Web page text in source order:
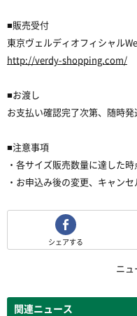
■販売受付
東京ヴェルディオフィシャル
http://verdy-shopping.com/
■お渡し
お支払い確認完了次第、随時発
■注意事項
・各サイズ販売数量に達した
・お申込み後の変更、キャンセ
シェアする
ニュ
関連ニュース